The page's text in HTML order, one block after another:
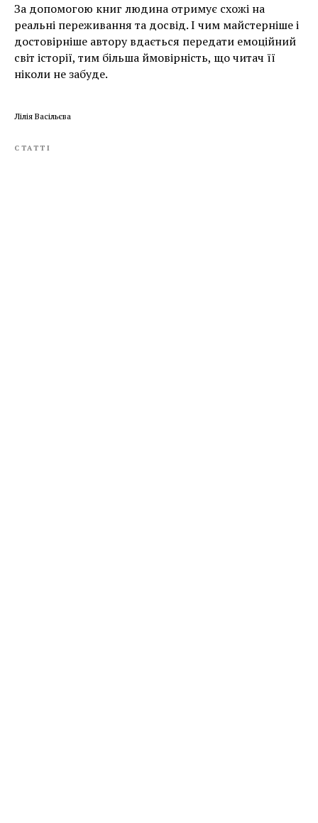
За допомогою книг людина отримує схожі на
реальні переживання та досвід. І чим майстерніше і
достовірніше автору вдається передати емоційний
світ історії, тим більша ймовірність, що читач її
ніколи не забуде.
Лілія Васільєва
СТАТТІ